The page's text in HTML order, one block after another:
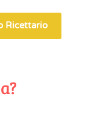
Ricettario